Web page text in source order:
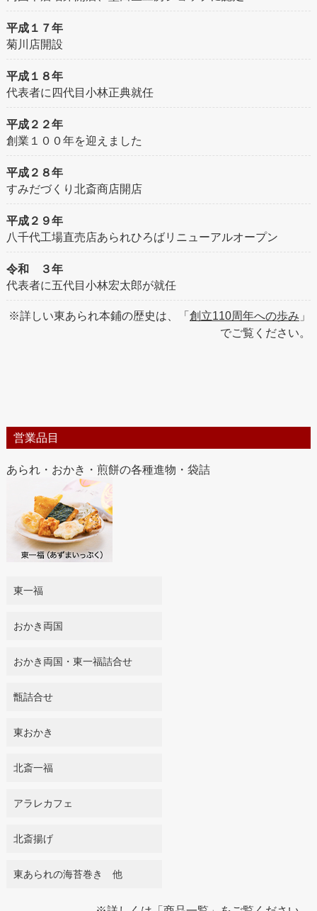
平成１７年
菊川店開設
平成１８年
代表者に四代目小林正典就任
平成２２年
創業１００年を迎えました
平成２８年
すみだづくり北斎商店開店
平成２９年
八千代工場直売店あられひろばリニューアルオープン
令和 ３年
代表者に五代目小林宏太郎が就任
※詳しい東あられ本鋪の歴史は、「創立110周年への歩み 」
でご覧ください。
営業品目
あられ・おかき・煎餅の各種進物・袋詰
東一福
おかき両国
おかき両国・東一福詰合せ
甑詰合せ
東おかき
北斎一福
アラレカフェ
北斎揚げ
東あられの海苔巻き 他